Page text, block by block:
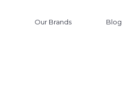
Our Brands Blog